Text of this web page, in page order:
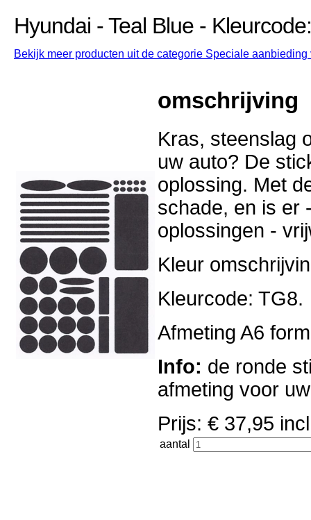
Hyundai - Teal Blue -
Bekijk meer producten uit de categorie Speciale
omschrijving
Kras, steenslag
uw auto? De
oplossing. Met
schade, en is er
oplossingen -
Kleur
Kleurcode: TG8.
Afmeting A6
Info: de ronde
afmeting voor
Prijs: € 37,95
aantal